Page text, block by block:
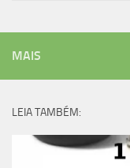
MAIS
LEIA TAMBÉM: